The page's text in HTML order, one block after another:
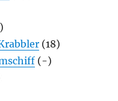
(18)
(-)